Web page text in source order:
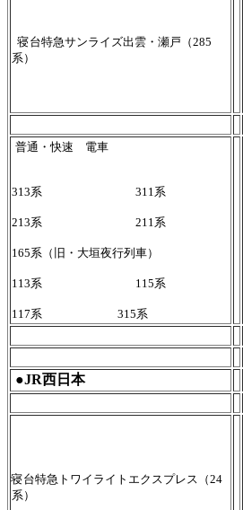
寝台特急サンライズ出雲・瀬戸（285
系）
普通・快速 電車
313系 311系
213系 211系
165系（旧・大垣夜行列車）
113系 115系
117系 315系
●JR西日本
寝台特急トワイライトエクスプレス（24
系）